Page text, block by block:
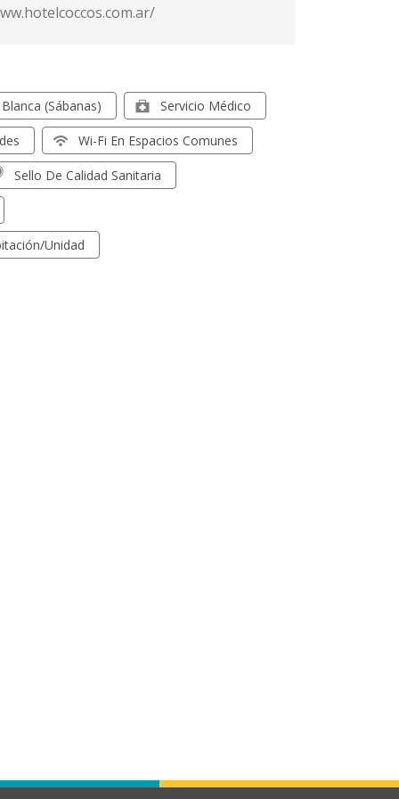
(sábanas) Servicio Médico
Wi-Fi En Espacios Comunes
Sello De Calidad Sanitaria
unidad